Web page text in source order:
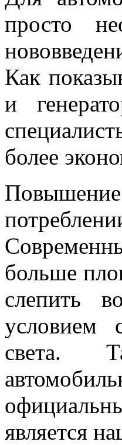
просто
Как
и
более
больше
слепить
условием
света.
является